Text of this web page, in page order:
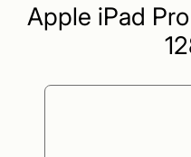
Apple iPad